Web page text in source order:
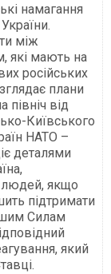
намагання
між
які мають на
російських
плани
північ від
Київського
НАТО –
деталями
людей, якщо
підтримати
Силам
який